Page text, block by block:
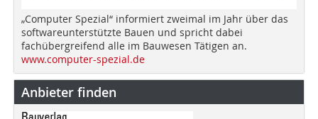
„Computer Spezial“ informiert zweimal im Jahr über das
softwareunterstützte Bauen und spricht dabei
fachübergreifend alle im Bauwesen Tätigen an.
www.computer-spezial.de
Anbieter finden